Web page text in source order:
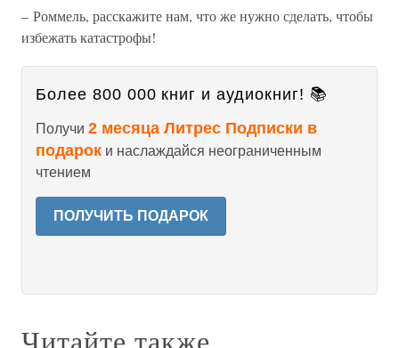
– Роммель, расскажите нам, что же нужно сделать, чтобы
избежать катастрофы!
Более 800 000 книг и аудиокниг! 📚
Получи 2 месяца Литрес Подписки в
подарок и наслаждайся неограниченным
чтением
ПОЛУЧИТЬ ПОДАРОК